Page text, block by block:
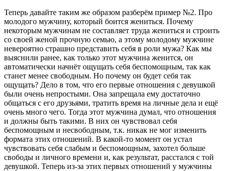
Теперь давайте таким же образом разберём пример №2. Про
молодого мужчину, который боится жениться. Почему
некоторым мужчинам не составляет труда жениться и строить
со своей женой прочную семью, а этому молодому мужчине
невероятно страшно представить себя в роли мужа? Как мы
выяснили ранее, как только этот мужчина женится, он
автоматически начнёт ощущать себя беспомощным, так как
станет менее свободным. Но почему он будет себя так
ощущать? Дело в том, что его первые отношения с девушкой
были очень непростыми. Она запрещала ему достаточно
общаться с его друзьями, тратить время на личные дела и ещё
очень много чего. Тогда этот мужчина думал, что отношения
и должны быть такими. В них он чувствовал себя
беспомощным и несвободным, т.к. никак не мог изменить
формата этих отношений. В какой-то момент он устал
чувствовать себя слабым и беспомощным, захотел больше
свободы и личного времени и, как результат, расстался с той
девушкой. Теперь из-за этих первых отношений у мужчины